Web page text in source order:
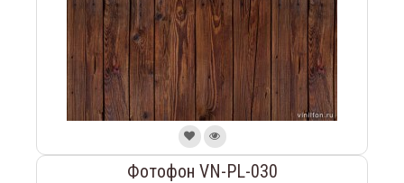
Фотофон VN-PL-030